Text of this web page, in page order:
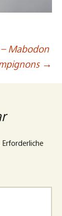
Mabodon
→
Erforderliche